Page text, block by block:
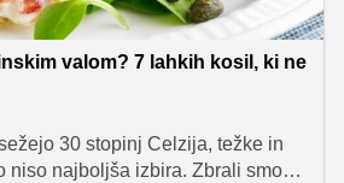
valom? 7 lahkih kosil, ki ne
30 stopinj Celzija, težke in
niso najboljša izbira. Zbrali smo